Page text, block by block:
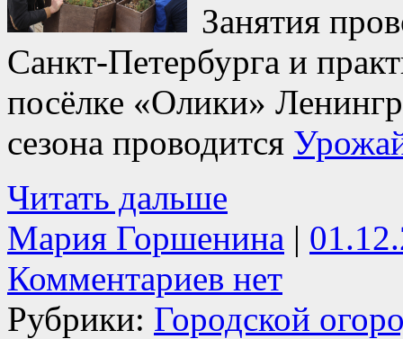
Занятия
Санкт-Петербурга и
посёлке «Олики»
сезона проводится
Читать дальше
Мария Горшенина |
Комментариев нет
Рубрики: Городской